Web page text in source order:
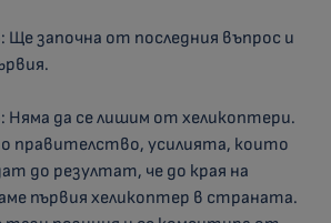
: Ще започна от последния въпрос и
: Няма да се лишим от хеликоптери.
правителство, усилията, които
до резултат, че до края на
първия хеликоптер в страната.